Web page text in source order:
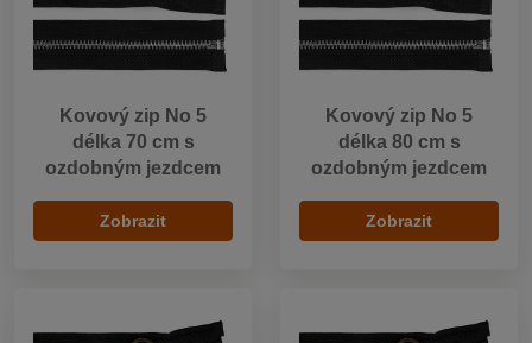
Kovový zip No 5
délka 70 cm s
ozdobným jezdcem
Zobrazit
Kovový zip No 5
délka 80 cm s
ozdobným jezdcem
Zobrazit